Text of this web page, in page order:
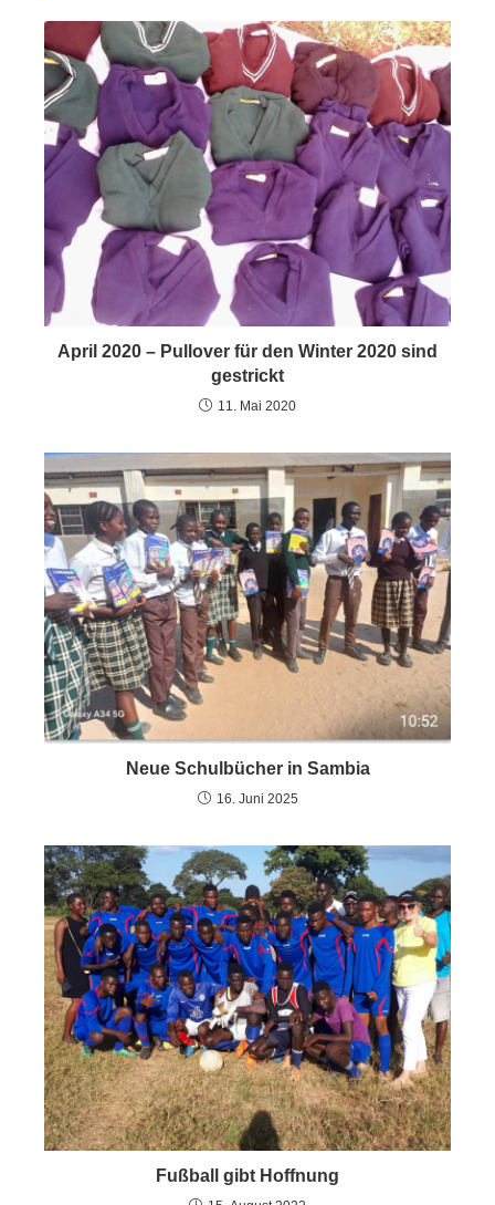
April 2020 – Pullover für den Winter 2020 sind
gestrickt
11. Mai 2020
Neue Schulbücher in Sambia
16. Juni 2025
Fußball gibt Hoffnung